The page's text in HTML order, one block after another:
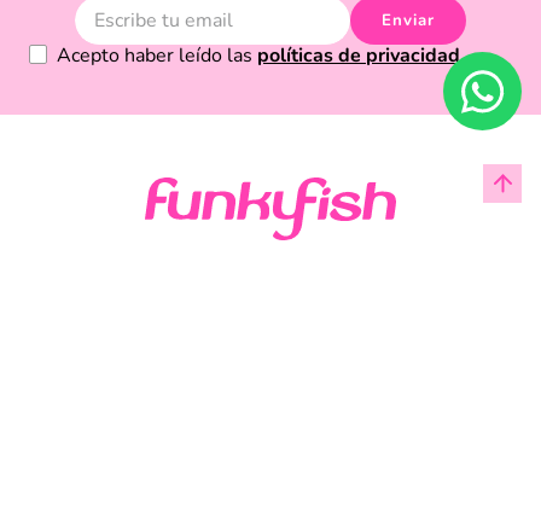
Enviar
Acepto haber leído las políticas de privacidad.